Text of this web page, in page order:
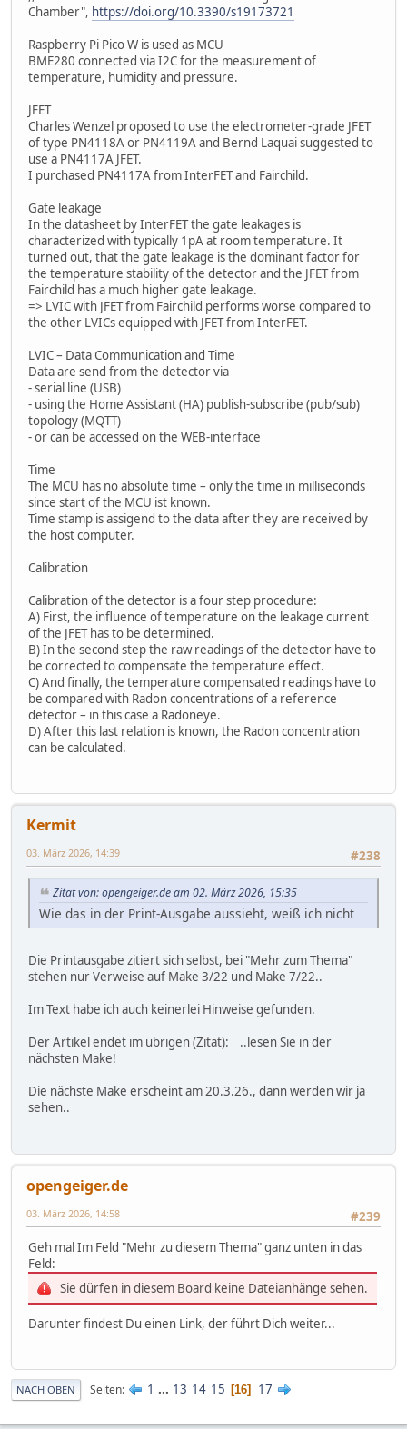
Chamber", https://doi.org/10.3390/s19173721
Raspberry Pi Pico W is used as MCU
BME280 connected via I2C for the measurement of
temperature, humidity and pressure.
JFET
Charles Wenzel proposed to use the electrometer-grade JFET
of type PN4118A or PN4119A and Bernd Laquai suggested to
use a PN4117A JFET.
I purchased PN4117A from InterFET and Fairchild.
Gate leakage
In the datasheet by InterFET the gate leakages is
characterized with typically 1pA at room temperature. It
turned out, that the gate leakage is the dominant factor for
the temperature stability of the detector and the JFET from
Fairchild has a much higher gate leakage.
=> LVIC with JFET from Fairchild performs worse compared to
the other LVICs equipped with JFET from InterFET.
LVIC – Data Communication and Time
Data are send from the detector via
- serial line (USB)
- using the Home Assistant (HA) publish-subscribe (pub/sub)
topology (MQTT)
- or can be accessed on the WEB-interface
Time
The MCU has no absolute time – only the time in milliseconds
since start of the MCU ist known.
Time stamp is assigend to the data after they are received by
the host computer.
Calibration
Calibration of the detector is a four step procedure:
A) First, the influence of temperature on the leakage current
of the JFET has to be determined.
B) In the second step the raw readings of the detector have to
be corrected to compensate the temperature effect.
C) And finally, the temperature compensated readings have to
be compared with Radon concentrations of a reference
detector – in this case a Radoneye.
D) After this last relation is known, the Radon concentration
can be calculated.
Kermit
#238
03. März 2026, 14:39
Zitat von: opengeiger.de am 02. März 2026, 15:35
Wie das in der Print-Ausgabe aussieht, weiß ich nicht
Die Printausgabe zitiert sich selbst, bei "Mehr zum Thema"
stehen nur Verweise auf Make 3/22 und Make 7/22..
Im Text habe ich auch keinerlei Hinweise gefunden.
Der Artikel endet im übrigen (Zitat): ..lesen Sie in der
nächsten Make!
Die nächste Make erscheint am 20.3.26., dann werden wir ja
sehen..
opengeiger.de
#239
03. März 2026, 14:58
Geh mal Im Feld "Mehr zu diesem Thema" ganz unten in das
Feld:
Sie dürfen in diesem Board keine Dateianhänge sehen.
Darunter findest Du einen Link, der führt Dich weiter...
NACH OBEN Seiten 1 ... 13 14 15 16 17